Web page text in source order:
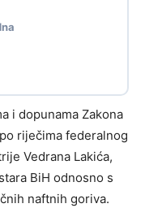
i dopunama Zakona
riječima federalnog
Vedrana Lakića,
BiH odnosno s
naftnih goriva.